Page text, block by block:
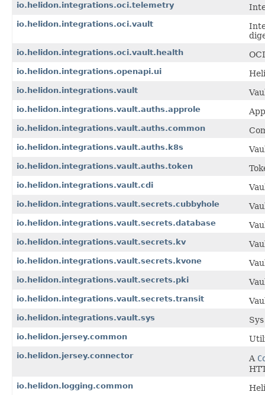
io.helidon.integrations.oci.telemetry
io.helidon.integrations.oci.vault
io.helidon.integrations.oci.vault.health
io.helidon.integrations.openapi.ui
io.helidon.integrations.vault
io.helidon.integrations.vault.auths.approle
io.helidon.integrations.vault.auths.common
io.helidon.integrations.vault.auths.k8s
io.helidon.integrations.vault.auths.token
io.helidon.integrations.vault.cdi
io.helidon.integrations.vault.secrets.cubbyhole
io.helidon.integrations.vault.secrets.database
io.helidon.integrations.vault.secrets.kv
io.helidon.integrations.vault.secrets.kvone
io.helidon.integrations.vault.secrets.pki
io.helidon.integrations.vault.secrets.transit
io.helidon.integrations.vault.sys
io.helidon.jersey.common
io.helidon.jersey.connector A
io.helidon.logging.common